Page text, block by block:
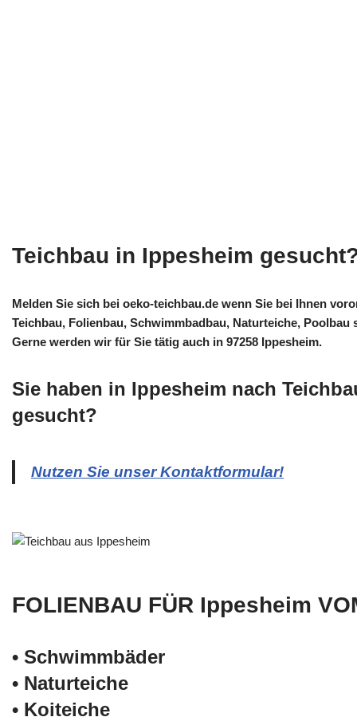
Teichbau in Ippesheim
Melden Sie sich bei oeko-teichbau.de wenn Sie bei Ihnen
Teichbau, Folienbau, Schwimmbadbau, Naturteiche,
Gerne werden wir für Sie tätig auch in 97258 Ippesheim.
Sie haben in Ippesheim nach
gesucht?
Nutzen Sie unser Kontaktformular!
FOLIENBAU FÜR Ippesheim
• Schwimm­bäder
• Naturteiche
• Koiteiche